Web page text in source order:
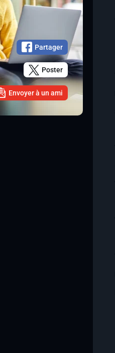
Partager
Poster
Envoyer à un ami